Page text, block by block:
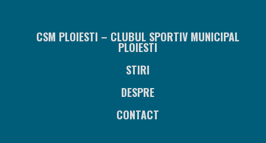
CSM PLOIESTI – CLUBUL SPORTIV MUNICIPAL
PLOIESTI
STIRI
DESPRE
CONTACT